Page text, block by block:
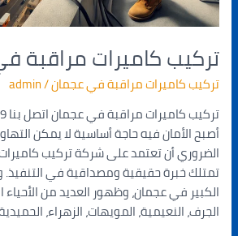
تركيب كاميرات مراقبة
تركيب كاميرات مراقبة في عجمان/
admin
أصبح الأمان فيه حاجة أساسية لا يمكن
الضروري أن تعتمد على شركة تركيب
تمتلك خبرة حقيقية ومصداقية في التنفيذ.
الكبير في عجمان، وظهور العديد من الأحياء
الجرف، النعيمية، المويهات، الزهراء،